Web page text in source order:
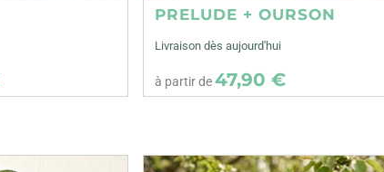
PRELUDE + OURSON
Livraison dès aujourd'hui
à partir de47,90 €